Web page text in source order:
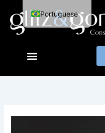
para
Portuguese
English